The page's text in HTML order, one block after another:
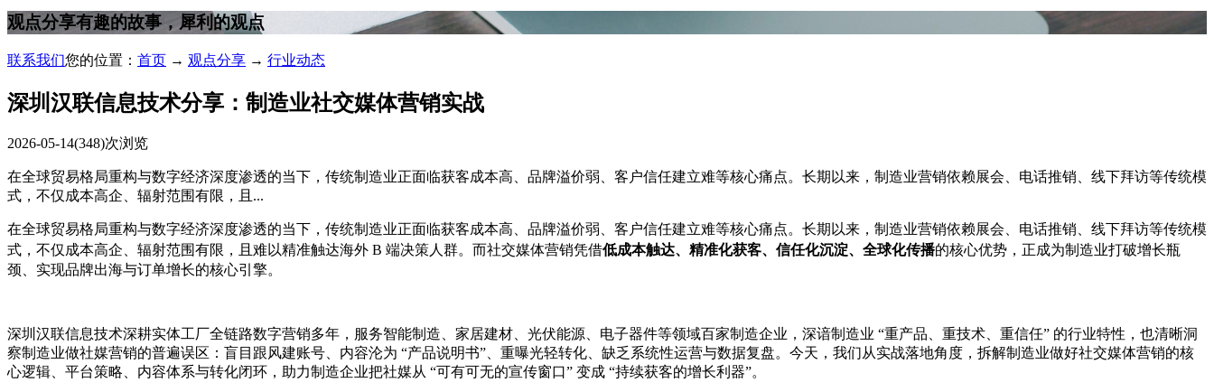
观点分享有趣的故事，犀利的观点
联系我们您的位置： 首页 → 观点分享 → 行业动态
深圳汉联信息技术分享：制造业社交媒体营销实战
2026-05-14(348)次浏览
在全球贸易格局重构与数字经济深度渗透的当下，传统制造业正面临获客成本高、品牌溢价弱、客户信任建立难等核心痛点。长期以来，制造业营销依赖展会、电话推销、线下拜访等传统模
式，不仅成本高企、辐射范围有限，且...
在全球贸易格局重构与数字经济深度渗透的当下，传统制造业正面临获客成本高、品牌溢价弱、客户信任建立难等核心痛点。长期以来，制造业营销依赖展会、电话推销、线下拜访等传统模
式，不仅成本高企、辐射范围有限，且难以精准触达海外 B 端决策人群。而社交媒体营销凭借低成本触达、精准化获客、信任化沉淀、全球化传播的核心优势，正成为制造业打破增长瓶
颈、实现品牌出海与订单增长的核心引擎。
深圳汉联信息技术深耕实体工厂全链路数字营销多年，服务智能制造、家居建材、光伏能源、电子器件等领域百家制造企业，深谙制造业 “重产品、重技术、重信任” 的行业特性，也清晰洞
察制造业做社媒营销的普遍误区：盲目跟风建账号、内容沦为 “产品说明书”、重曝光轻转化、缺乏系统性运营与数据复盘。今天，我们从实战落地角度，拆解制造业做好社交媒体营销的核
心逻辑、平台策略、内容体系与转化闭环，助力制造企业把社媒从 “可有可无的宣传窗口” 变成 “持续获客的增长利器”。